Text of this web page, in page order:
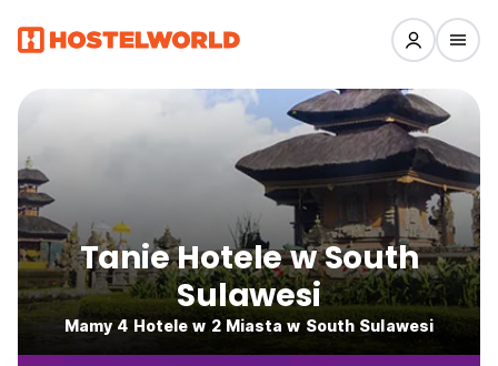
Tanie Hotele w South
Sulawesi
Mamy 4 Hotele w 2 Miasta w South Sulawesi